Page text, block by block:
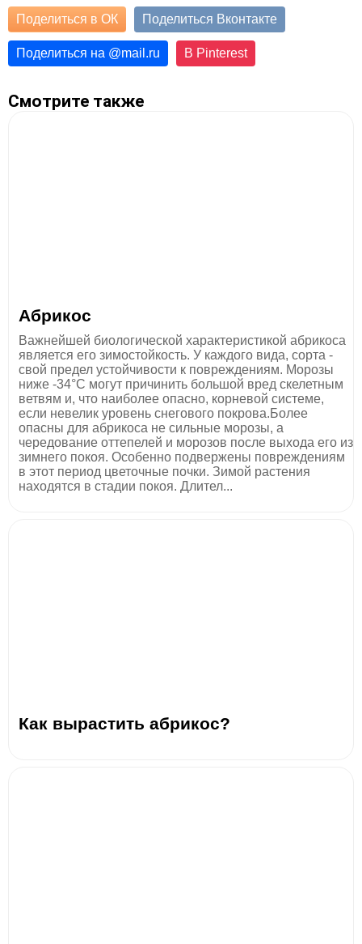
Поделиться в ОК Поделиться Вконтакте
Поделиться на @mail.ru В Pinterest
Смотрите также
Абрикос
Важнейшей биологической характеристикой абрикоса
является его зимостойкость. У каждого вида, сорта -
свой предел устойчивости к повреждениям. Морозы
ниже -34°С могут причинить большой вред скелетным
ветвям и, что наиболее опасно, корневой системе,
если невелик уровень снегового покрова.Более
опасны для абрикоса не сильные морозы, а
чередование оттепелей и морозов после выхода его из
зимнего покоя. Особенно подвержены повреждениям
в этот период цветочные почки. Зимой растения
находятся в стадии покоя. Длител...
Как вырастить абрикос?